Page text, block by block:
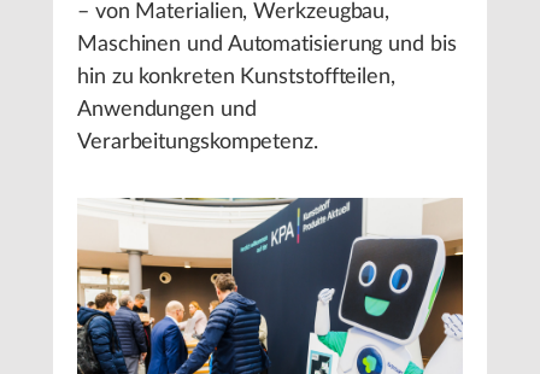
– von Materialien, Werkzeugbau,
Maschinen und Automatisierung und bis
hin zu konkreten Kunststoffteilen,
Anwendungen und
Verarbeitungskompetenz.